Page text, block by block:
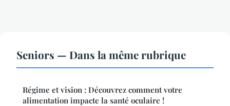
Seniors — Dans la même rubrique
Régime et vision : Découvrez comment votre
alimentation impacte la santé oculaire !